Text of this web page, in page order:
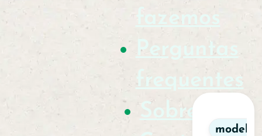
fazemos
Perguntas
frequentes
Sobre nós
modelo